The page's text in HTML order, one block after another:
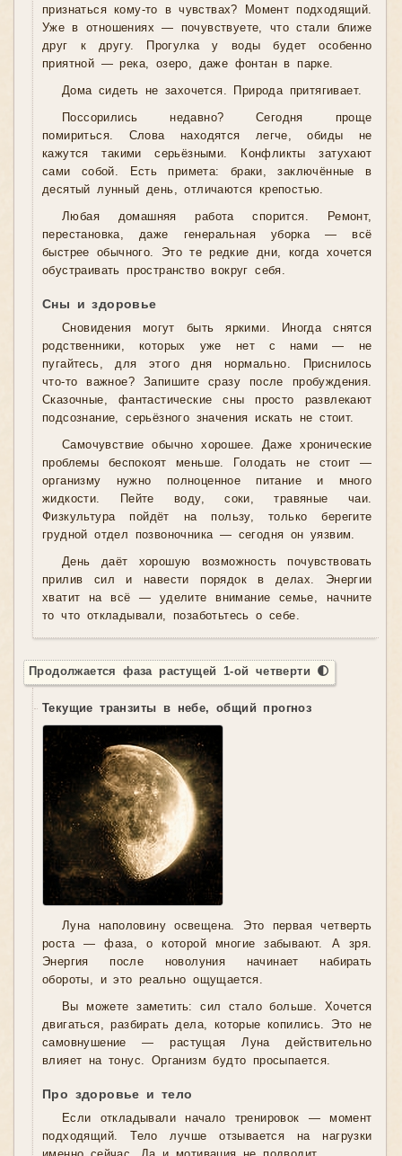
признаться кому-то в чувствах? Момент подходящий.
Уже в отношениях — почувствуете, что стали ближе
друг к другу. Прогулка у воды будет особенно
приятной — река, озеро, даже фонтан в парке.
Дома сидеть не захочется. Природа притягивает.
Поссорились недавно? Сегодня проще
помириться. Слова находятся легче, обиды не
кажутся такими серьёзными. Конфликты затухают
сами собой. Есть примета: браки, заключённые в
десятый лунный день, отличаются крепостью.
Любая домашняя работа спорится. Ремонт,
перестановка, даже генеральная уборка — всё
быстрее обычного. Это те редкие дни, когда хочется
обустраивать пространство вокруг себя.
Сны и здоровье
Сновидения могут быть яркими. Иногда снятся
родственники, которых уже нет с нами — не
пугайтесь, для этого дня нормально. Приснилось
что-то важное? Запишите сразу после пробуждения.
Сказочные, фантастические сны просто развлекают
подсознание, серьёзного значения искать не стоит.
Самочувствие обычно хорошее. Даже хронические
проблемы беспокоят меньше. Голодать не стоит —
организму нужно полноценное питание и много
жидкости. Пейте воду, соки, травяные чаи.
Физкультура пойдёт на пользу, только берегите
грудной отдел позвоночника — сегодня он уязвим.
День даёт хорошую возможность почувствовать
прилив сил и навести порядок в делах. Энергии
хватит на всё — уделите внимание семье, начните
то что откладывали, позаботьтесь о себе.
Продолжается фаза растущей 1-ой четверти 🌓
Текущие транзиты в небе, общий прогноз
Луна наполовину освещена. Это первая четверть
роста — фаза, о которой многие забывают. А зря.
Энергия после новолуния начинает набирать
обороты, и это реально ощущается.
Вы можете заметить: сил стало больше. Хочется
двигаться, разбирать дела, которые копились. Это не
самовнушение — растущая Луна действительно
влияет на тонус. Организм будто просыпается.
Про здоровье и тело
Если откладывали начало тренировок — момент
подходящий. Тело лучше отзывается на нагрузки